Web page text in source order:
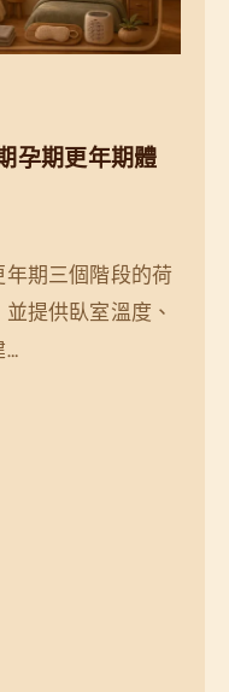
孕期更年期體
期三個階段的荷
提供臥室溫度、
…